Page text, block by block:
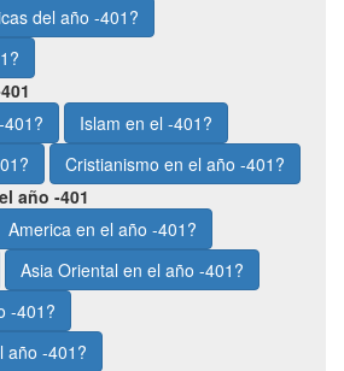
del año -401?
Islam en el -401?
Cristianismo en el año -401?
año -401
America en el año -401?
Asia Oriental en el año -401?
-401?
año -401?